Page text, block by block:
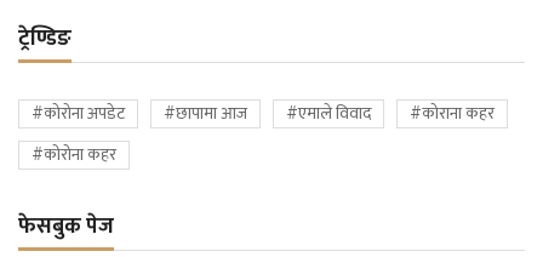
ट्रेण्डिङ
#कोरोना अपडेट #छापामा आज #एमाले विवाद
#कोराना कहर
#कोरोना कहर
फेसबुक पेज